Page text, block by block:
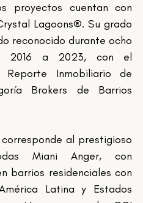
proyectos cuentan con
Lagoons®. Su grado
reconocido durante ocho
2016 a 2023, con el
Inmobiliario de
Brokers de Barrios
al prestigioso
Miani Anger, con
barrios residenciales con
Latina y Estados